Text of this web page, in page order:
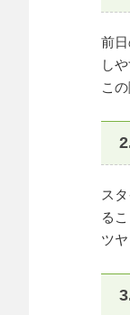
前
し
こ
ス
る
ツ